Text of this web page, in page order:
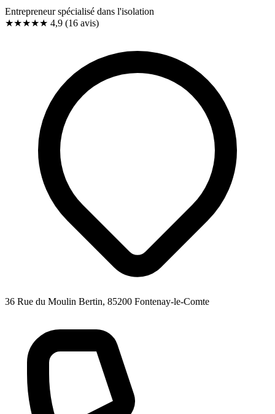
Entrepreneur spécialisé dans l'isolation
★★★★★ 4,9 (16 avis)
36 Rue du Moulin Bertin, 85200 Fontenay-le-Comte